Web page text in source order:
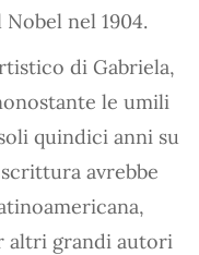
nel 1904.
di Gabriela,
le umili
quindici anni su
avrebbe
altri grandi autori